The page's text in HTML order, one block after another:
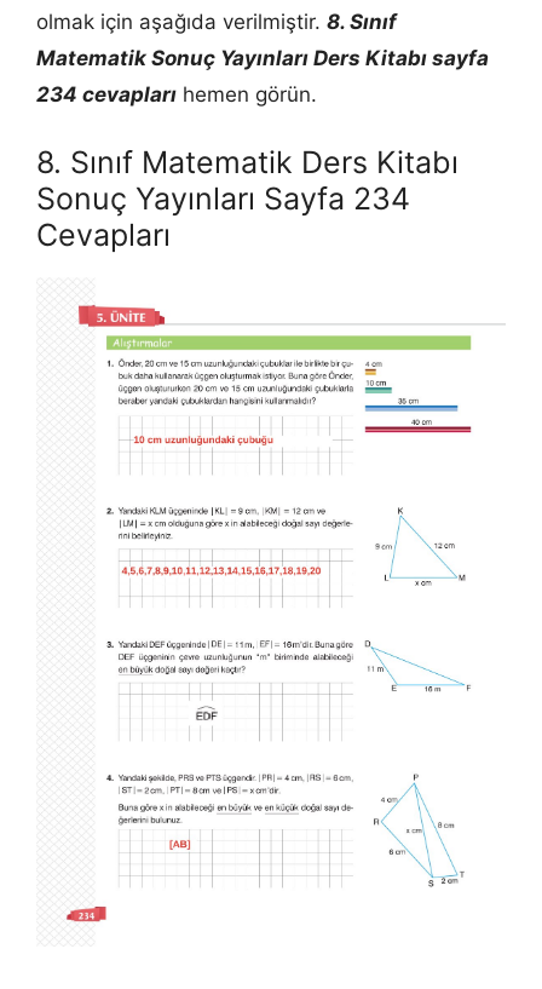
olmak için aşağıda verilmiştir. 8. Sınıf
Matematik Sonuç Yayınları Ders Kitabı sayfa
234 cevapları hemen görün.
8. Sınıf Matematik Ders Kitabı
Sonuç Yayınları Sayfa 234
Cevapları